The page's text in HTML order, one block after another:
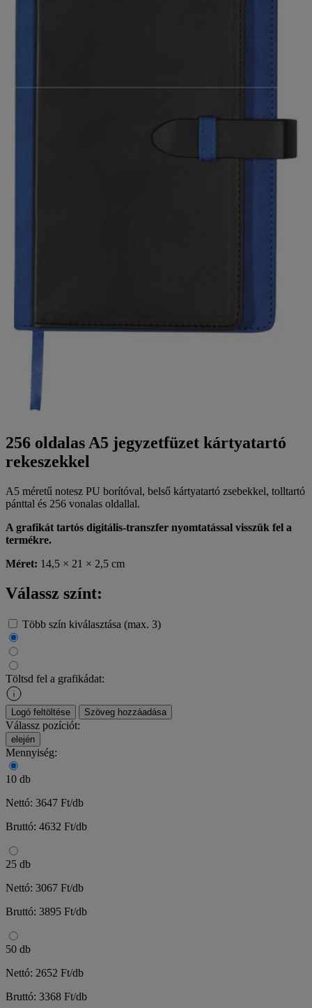
256 oldalas A5 jegyzetfüzet kártyatartó
rekeszekkel
A5 méretű notesz PU borítóval, belső kártyatartó zsebekkel, tolltartó
pánttal és 256 vonalas oldallal.
A grafikát tartós digitális-transzfer nyomtatással visszük fel a
termékre.
Méret: 14,5 × 21 × 2,5 cm
Válassz színt:
Több szín kiválasztása (max. 3)
Töltsd fel a grafikádat:
Logó feltöltése Szöveg hozzáadása
Válassz pozíciót:
elején
Mennyiség:
10 db
Nettó: 3647 Ft/db
Bruttó: 4632 Ft/db
25 db
Nettó: 3067 Ft/db
Bruttó: 3895 Ft/db
50 db
Nettó: 2652 Ft/db
Bruttó: 3368 Ft/db